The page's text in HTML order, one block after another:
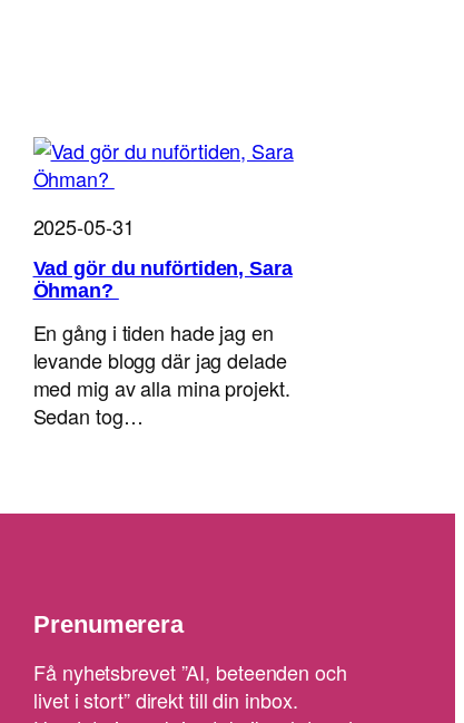
2025-05-31
Vad gör du nuförtiden, Sara
Öhman?
En gång i tiden hade jag en
levande blogg där jag delade
med mig av alla mina projekt.
Sedan tog…
Prenumerera
Få nyhetsbrevet ”AI, beteenden och
livet i stort” direkt till din inbox.